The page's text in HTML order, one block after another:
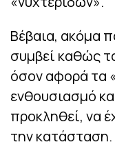
Βέβαια, ακόμα
συμβεί καθώς
όσον αφορά τα
ενθουσιασμό
προκληθεί, να
την κατάσταση.